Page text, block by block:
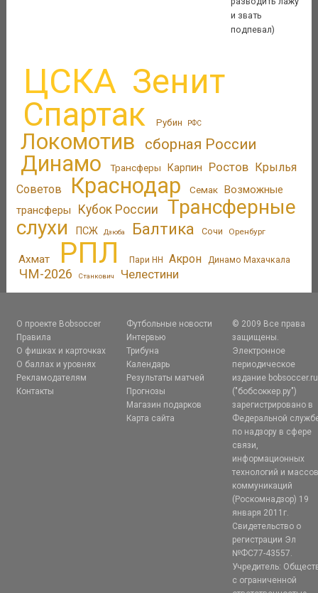
и звать
подпевал)
ЦСКА Зенит
Спартак Рубин РФС
Локомотив сборная России
Динамо Трансферы Карпин Ростов Крылья
Советов
Краснодар Семак Возможные
трансферы
Кубок России
Трансферные
слухи
ПСЖ Дзюба Балтика Сочи Оренбург
Ахмат РПЛ Пари НН Акрон Динамо Махачкала
ЧМ-2026 Станкович Челестини
О проекте Bobsoccer
Правила
О фишках и карточках
О баллах и уровнях
Рекламодателям
Контакты
Футбольные новости
Интервью
Трибуна
Календарь
Результаты матчей
Прогнозы
Магазин подарков
Карта сайта
© 2009 Все права
защищены.
Электронное
периодическое
издание bobsoccer.ru
("бобсоккер.ру")
зарегистрировано в
Федеральной
по надзору в сфере
связи,
информационных
технологий и
коммуникаций
(Роскомнадзор) 19
января 2011г.
Свидетельство о
регистрации Эл
№ФС77-43557.
Учредитель:
с ограниченной